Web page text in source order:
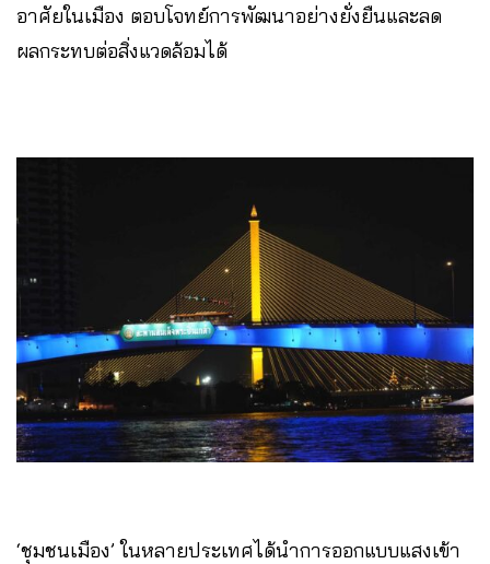
อาศัยในเมือง ตอบโจทย์การพัฒนาอย่างยั่งยืนและลด
ผลกระทบต่อสิ่งแวดล้อมได้
‘ชุมชนเมือง’ ในหลายประเทศได้นำการออกแบบแสงเข้า